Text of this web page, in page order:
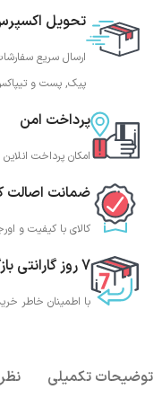
تحویل
ارسال سریع
پیک, پست و
پرداخت امن
امکان پرداخت
ضمانت اصالت
کالای با کیفیت و
7 روز گارانتی بازگشت وجه
با اطمینان خاطر
توضیحات تکمیلی